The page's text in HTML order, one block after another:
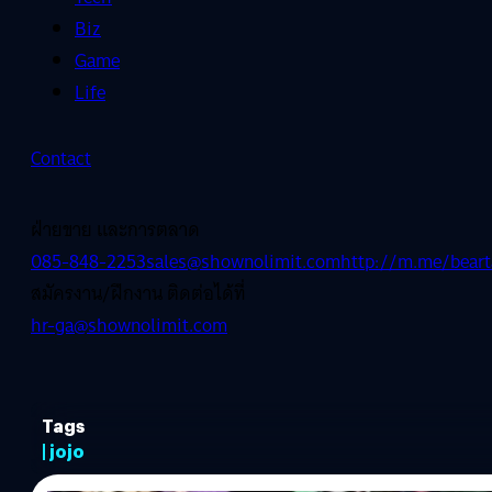
Biz
Game
Life
Contact
ฝ่ายขาย และการตลาด
085-848-2253sales@shownolimit.comhttp://m.me/
สมัครงาน/ฝึกงาน ติดต่อได้ที่
hr-ga@shownolimit.com
Tags
| jojo